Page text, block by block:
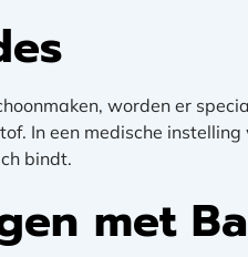
worden er
In een medische instelling
bindt.
met